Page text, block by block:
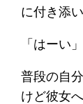
に付き添
「はーい」
普段の自
けど彼女